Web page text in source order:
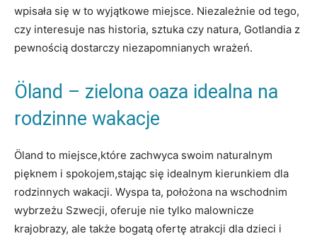
wpisała się w to wyjątkowe miejsce. Niezależnie od tego,
czy interesuje nas historia, sztuka czy natura, Gotlandia z
pewnością dostarczy niezapomnianych wrażeń.
Öland – zielona oaza idealna na
rodzinne wakacje
Öland to miejsce,które zachwyca swoim naturalnym
pięknem i spokojem,stając się idealnym kierunkiem dla
rodzinnych wakacji. Wyspa ta, położona na wschodnim
wybrzeżu Szwecji, oferuje nie tylko malownicze
krajobrazy, ale także bogatą ofertę atrakcji dla dzieci i